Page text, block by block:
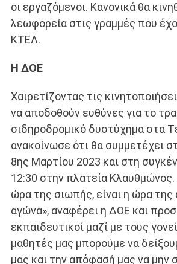
οι εργαζόμενοι. Κανονικά θα
λεωφορεία στις γραμμές που
ΚΤΕΛ.
Η ΔΟΕ
Χαιρετίζοντας τις
να αποδοθούν ευθύνες για το
σιδηροδρομικό δυστύχημα στα
ανακοίνωσε ότι θα συμμετέχει
8ης Μαρτίου 2023 και στη
12:30 στην πλατεία Κλαυθμώνος.
ώρα της σιωπής, είναι η ώρα
αγώνα», αναφέρει η ΔΟΕ και
εκπαιδευτικοί μαζί με τους
μαθητές μας μπορούμε να
μας και την απόφασή μας να μην